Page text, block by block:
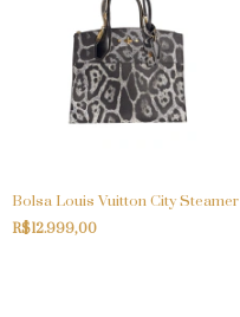
Bolsa Louis Vuitton City Steamer
R$12.999,00